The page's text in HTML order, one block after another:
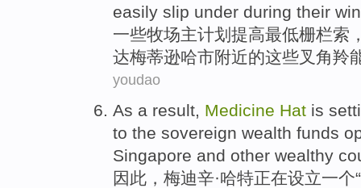
easily slip under during their
一些牧场主计划 提高最低栅栏索
达梅蒂逊哈市附近的这些叉角羚
youdao
As a result, Medicine Hat is
to the sovereign wealth funds
Singapore and other wealthy
因此 ， 梅迪辛·哈特正在设立一个“